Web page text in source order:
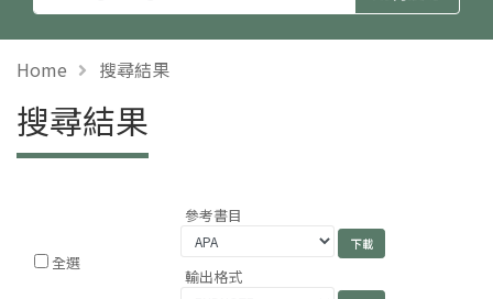
Home 搜尋結果
搜尋結果
全選
參考書目
輸出格式